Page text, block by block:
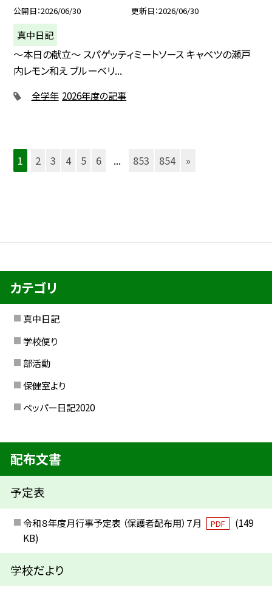
公開日 2026/06/30 更新日 2026/06/30
真中日記
〜本日の献立〜 スパゲッティミートソース キャベツの瀬戸
内レモン和え ブルーベリ...
全学年 2026年度の記事
1 2 3 4 5 6 ... 853 854 »
カテゴリ
真中日記
学校便り
部活動
保健室より
ペッパー日記2020
配布文書
予定表
令和８年度月行事予定表 （保護者配布用）７月 PDF
(149
KB)
学校だより